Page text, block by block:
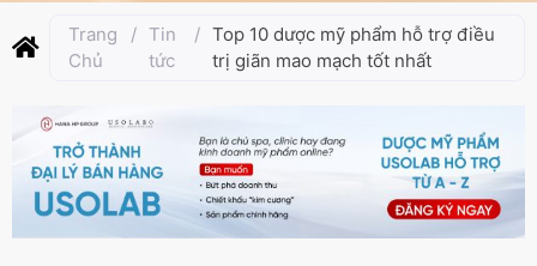
Trang
Chủ
/ Tin
tức
/ Top 10 dược mỹ phẩm hỗ trợ điều
trị giãn mao mạch tốt nhất